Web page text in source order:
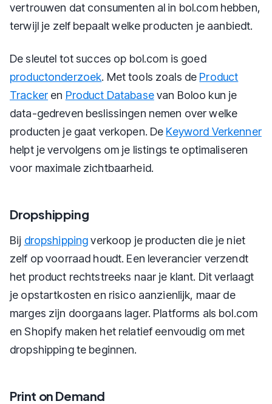
vertrouwen dat consumenten al in bol.com hebben,
terwijl je zelf bepaalt welke producten je aanbiedt.
De sleutel tot succes op bol.com is goed
productonderzoek. Met tools zoals de Product
Tracker en Product Databasevan Boloo kun je
data-gedreven beslissingen nemen over welke
producten je gaat verkopen. De Keyword Verkenner
helpt je vervolgens om je listings te optimaliseren
voor maximale zichtbaarheid.
Dropshipping
Bij dropshippingverkoop je producten die je niet
zelf op voorraad houdt. Een leverancier verzendt
het product rechtstreeks naar je klant. Dit verlaagt
je opstartkosten en risico aanzienlijk, maar de
marges zijn doorgaans lager. Platforms als bol.com
en Shopify maken het relatief eenvoudig om met
dropshipping te beginnen.
Print on Demand